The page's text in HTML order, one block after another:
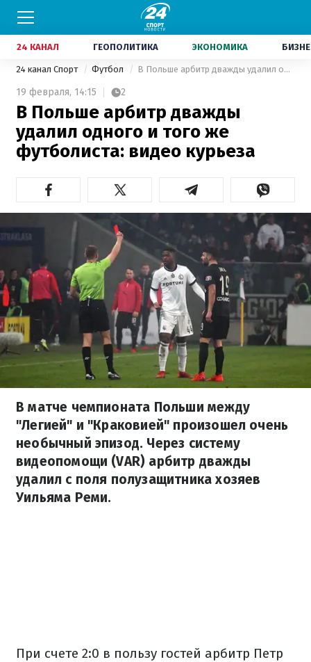
24 КАНАЛ ГЕОПОЛИТИКА ЭКОНОМИКА
24 канал Спорт Футбол В Польше арбитр дважды удалил одного и того же футболиста: видео курьеза
19 февраля, 14:15 2
В Польше арбитр дважды
удалил одного и того же
футболиста: видео курьеза
В матче чемпионата Польши между
"Легией" и "Краковией" произошел очень
необычный эпизод. Через систему
видеопомощи (VAR) арбитр дважды
удалил с поля полузащитника хозяев
Уильяма Реми.
При счете 2:0 в пользу гостей арбитр Петр